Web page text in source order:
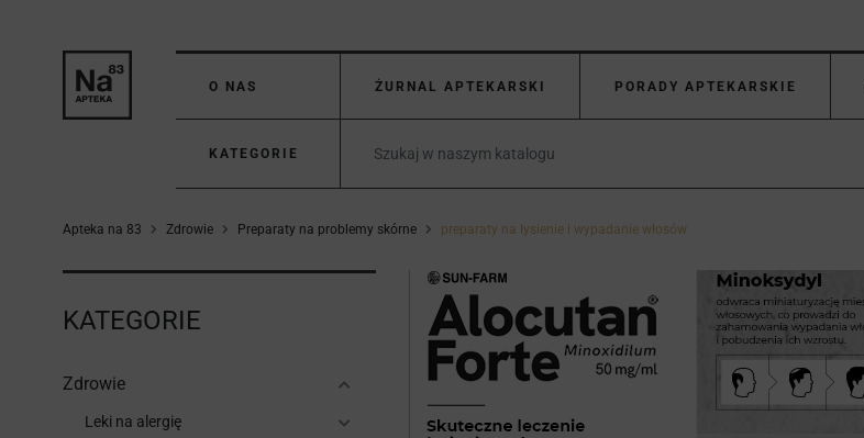
O NAS ŻURNAL APTEKARSKI PORADY APTEKARSKIE
KATEGORIE
Apteka na 83 Zdrowie Preparaty na problemy skórne preparaty na łysienie i wypadanie włosów
KATEGORIE
Zdrowie
Leki na alergię